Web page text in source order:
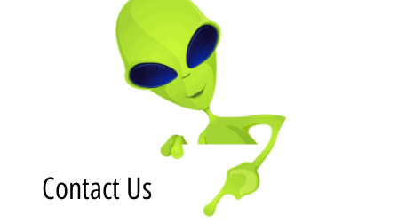
Contact Us